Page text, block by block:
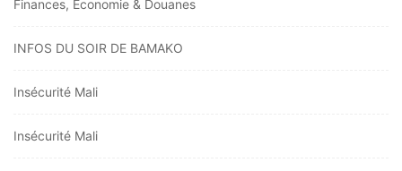
Finances, Economie & Douanes
INFOS DU SOIR DE BAMAKO
Insécurité Mali
Insécurité Mali